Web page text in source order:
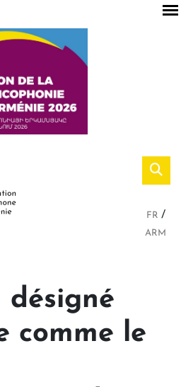
FR
ARM
désigné
comme le